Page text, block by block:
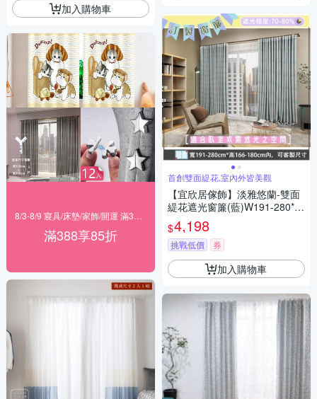
加入購物車
滿388享85折
首創雙面緹花,室內外皆美觀
【宜欣居傢飾】淡雅悠蘭-雙面
緹花遮光窗簾(藍)W191-280*H
166-180cm以內可指定尺寸/遮
光/摺景/半腰/窗簾/台灣製MIT
$4,198
挑戰低價 券
加入購物車